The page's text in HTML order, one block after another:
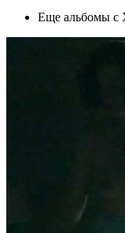
Еще альбомы с